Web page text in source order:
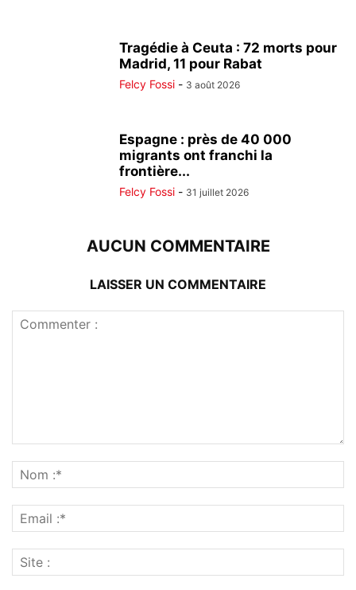
Tragédie à Ceuta : 72 morts pour
Madrid, 11 pour Rabat
Felcy Fossi - 3 août 2026
Espagne : près de 40 000
migrants ont franchi la
frontière...
Felcy Fossi - 31 juillet 2026
AUCUN COMMENTAIRE
LAISSER UN COMMENTAIRE